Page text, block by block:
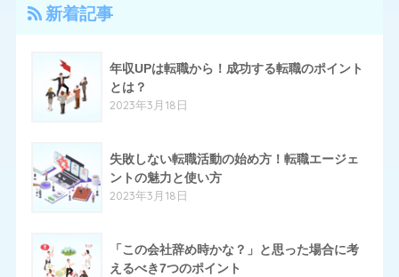
エン転職
とらばーゆ
はたらいく 14
ハタラクティブ
ほいく畑
新着記事
年収UPは転職から！成功する転職のポイント
とは？
2023年3月18日
失敗しない転職活動の始め方！転職エージェ
ントの魅力と使い方
2023年3月18日
「この会社辞め時かな？」と思った場合に考
えるべき7つのポイント